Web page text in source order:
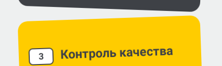
3 Контроль качества